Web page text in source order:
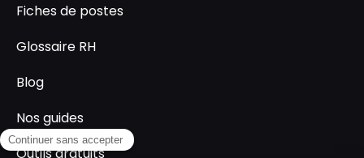
Fiches de postes
Glossaire RH
Blog
Nos guides
Outils gratuits